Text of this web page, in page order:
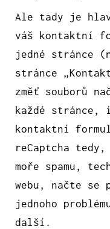
Ale tady je
váš kontaktní
jedné stránce
stránce
změť souborů
každé stránce,
kontaktní
reCaptcha
moře spamu,
webu, načte se
jednoho
další.